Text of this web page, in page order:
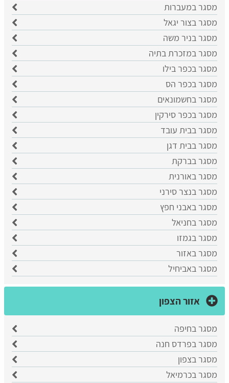
מסגר במעברות
מסגר בצור יגאל
מסגר בניר משה
מסגר במזכרת בתיה
מסגר בכפר בילו
מסגר בכפר הס
מסגר בחשמונאים
מסגר בכפר סירקין
מסגר בבית עובד
מסגר בבית דגן
מסגר בברקת
מסגר באורנית
מסגר בנצר סירני
מסגר באבני חפץ
מסגר בחניאל
מסגר בגמזו
מסגר באזור
מסגר באביחיל
אזור הצפון
מסגר בחיפה
מסגר בפרדס חנה
מסגר בצפון
מסגר בכרמיאל